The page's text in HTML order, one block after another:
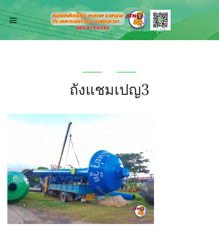
ถังแชมเปญ3